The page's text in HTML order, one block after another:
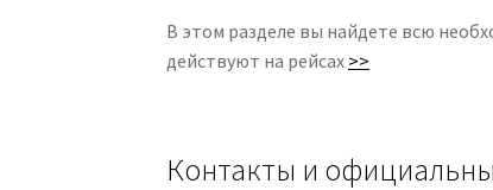
В этом разделе вы найдете всю
действуют на рейсах >>
Контакты и